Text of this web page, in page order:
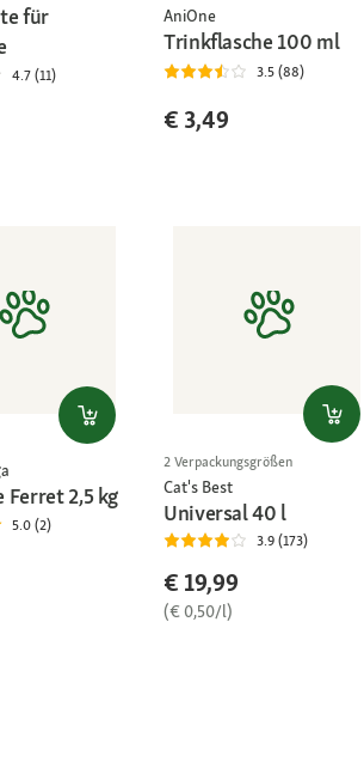
für
4.7 (11)
AniOne
Trinkflasche 100 ml
3.5 (88)
€ 3,49
Ferret 2,5 kg
5.0 (2)
2 Verpackungsgrößen
Cat's Best
Universal 40 l
3.9 (173)
€ 19,99
(€ 0,50/l)